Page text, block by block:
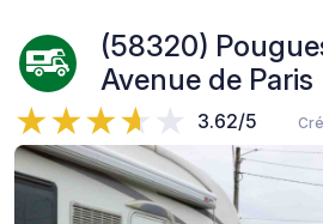
(58320)
Avenue de Paris
3.62/5